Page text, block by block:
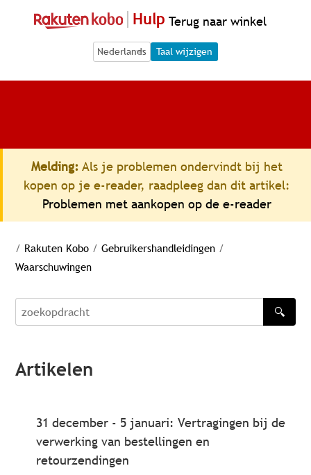
Hulp Terug naar winkel
Language Selection
Language Selection
Taal wijzigen
Melding: Als je problemen ondervindt bij het
kopen op je e-reader, raadpleeg dan dit artikel:
Problemen met aankopen op de e-reader
/ Rakuten Kobo / Gebruikershandleidingen /
Waarschuwingen
zoekopdracht
🔍
Artikelen
31 december - 5 januari: Vertragingen bij de
verwerking van bestellingen en
retourzendingen